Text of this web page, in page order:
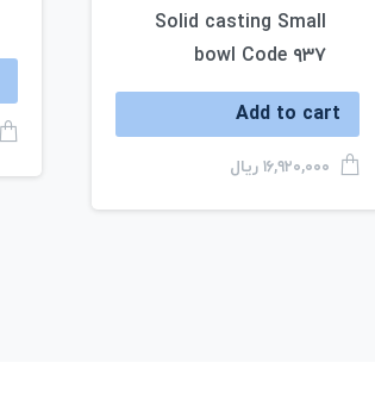
Solid casting Small
bowl Code ۹۳۷
Add to cart
۱۶,۹۲۰,۰۰۰ ریال